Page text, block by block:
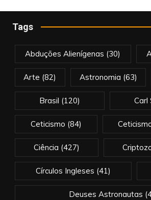
Tags
Abduções Alienígenas (30)
Arte (82) Astronomia (63)
Brasil (120) Carl
Ceticismo (84)
Ciência (427)
Círculos Ingleses (41)
Deuses Astronautas